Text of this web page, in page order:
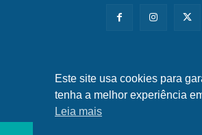
Este site usa cookies para
tenha a melhor experiência
Leia mais